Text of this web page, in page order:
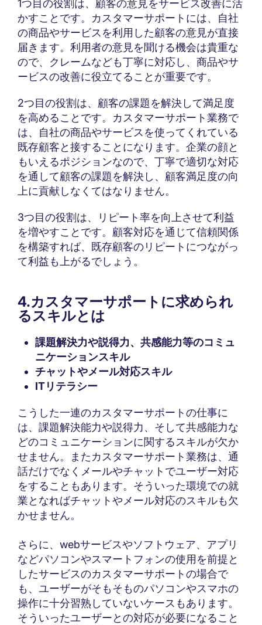
1つ目の役割は、顧客の意見をサービス改善に活
かすことです。カスタマーサポートには、自社
の商品やサービスを利用した顧客の意見が直接
届きます。利用者の意見を聞ける機会は貴重な
ので、クレームなども丁寧に対応し、商品やサ
ービスの改善に役立てることが重要です。
2つ目の役割は、顧客の課題を解決して満足度
を高めることです。カスタマーサポート業務で
は、自社の商品やサービスを使ってくれている
既存顧客と接することになります。企業の顔と
もいえるポジションなので、丁寧で適切な対応
を通して顧客の課題を解決し、顧客満足度の向
上に貢献しなくてはなりません。
3つ目の役割は、リピート率を向上させて利益
を増やすことです。顧客対応を通じて信頼関係
を構築すれば、既存顧客のリピートにつながっ
て利益も上がるでしょう。
4.カスタマーサポートに求められ
るスキルとは
課題解決力や説得力、共感能力等のコミュ
ニケーションスキル
チャットやメール対応スキル
ITリテラシー
こうした一連のカスタマーサポートの仕事に
は、課題解決能力や説得力、そして共感能力な
どのコミュニケーションに関するスキルが欠か
せません。またカスタマーサポート業務は、通
話だけでなくメールやチャットでユーザー対応
をすることもあります。そういった環境での就
業となればチャットやメール対応のスキルも欠
かせません。
さらに、webサービスやソフトウェア、アプリ
などパソコンやスマートフォンの使用を前提と
したサービスのカスタマーサポートの場合で
も、ユーザーがそもそものパソコンやスマホの
操作に十分習熟していないケースもあります。
そういったユーザーとの対応が必要になること